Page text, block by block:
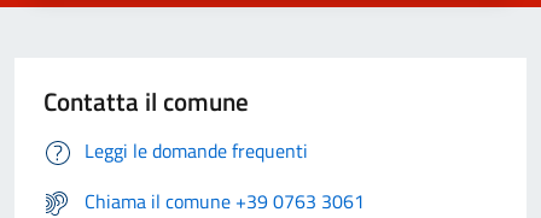
Contatta il comune
Leggi le domande frequenti
Chiama il comune +39 0763 3061